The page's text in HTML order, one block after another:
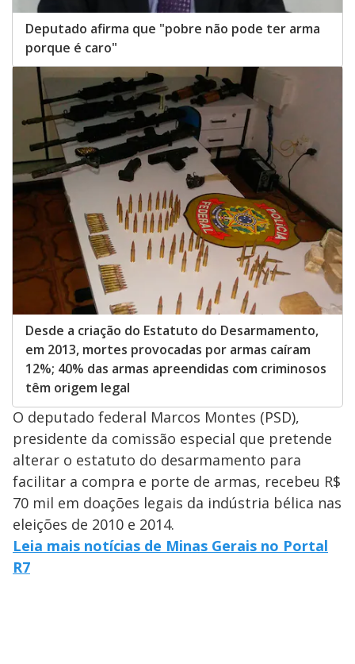
Deputado afirma que "pobre não pode ter arma
porque é caro"
Desde a criação do Estatuto do Desarmamento,
em 2013, mortes provocadas por armas caíram
12%; 40% das armas apreendidas com criminosos
têm origem legal
O deputado federal Marcos Montes (PSD),
presidente da comissão especial que pretende
alterar o estatuto do desarmamento para
facilitar a compra e porte de armas, recebeu R$
70 mil em doações legais da indústria bélica nas
eleições de 2010 e 2014.
Leia mais notícias de Minas Gerais no Portal
R7